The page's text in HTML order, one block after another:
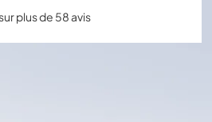
plus de 58 avis